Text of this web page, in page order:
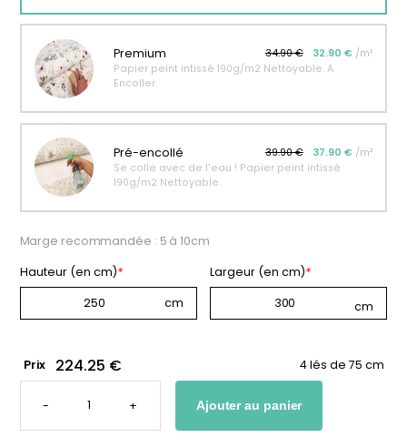
Affiche bébé Mes
premières fois
personnalisable
À partir
de
Affiche personnalisée
petits carreaux pour
enfant
À partir
Premium 34.90 € 32.90 € /m²
Papier peint intissé 190g/m2 Nettoyable. A
Encoller.
Pré-encollé 39.90 € 37.90 € /m²
Se colle avec de l'eau ! Papier peint intissé
190g/m2 Nettoyable.
Marge recommandée : 5 à 10cm
Hauteur (en cm)* Largeur (en cm)*
Prix 224.25 € 4 lés de 75 cm
-
QUANTITÉ
PAPIER
BEIGE
+ Ajouter au panier